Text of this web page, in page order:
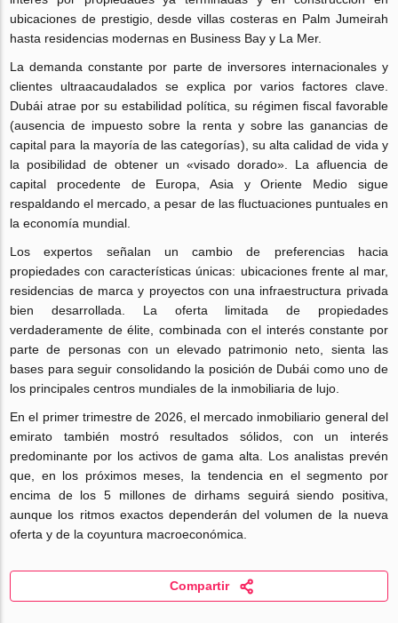
ubicaciones de prestigio, desde villas costeras en Palm Jumeirah
hasta residencias modernas en Business Bay y La Mer.
La demanda constante por parte de inversores internacionales y
clientes ultraacaudalados se explica por varios factores clave.
Dubái atrae por su estabilidad política, su régimen fiscal favorable
(ausencia de impuesto sobre la renta y sobre las ganancias de
capital para la mayoría de las categorías), su alta calidad de vida y
la posibilidad de obtener un «visado dorado». La afluencia de
capital procedente de Europa, Asia y Oriente Medio sigue
respaldando el mercado, a pesar de las fluctuaciones puntuales en
la economía mundial.
Los expertos señalan un cambio de preferencias hacia
propiedades con características únicas: ubicaciones frente al mar,
residencias de marca y proyectos con una infraestructura privada
bien desarrollada. La oferta limitada de propiedades
verdaderamente de élite, combinada con el interés constante por
parte de personas con un elevado patrimonio neto, sienta las
bases para seguir consolidando la posición de Dubái como uno de
los principales centros mundiales de la inmobiliaria de lujo.
En el primer trimestre de 2026, el mercado inmobiliario general del
emirato también mostró resultados sólidos, con un interés
predominante por los activos de gama alta. Los analistas prevén
que, en los próximos meses, la tendencia en el segmento por
encima de los 5 millones de dirhams seguirá siendo positiva,
aunque los ritmos exactos dependerán del volumen de la nueva
oferta y de la coyuntura macroeconómica.
Compartir